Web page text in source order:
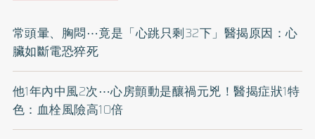
常頭暈、胸悶⋯竟是「心跳只剩32下」醫揭原因：心
臟如斷電恐猝死
他1年內中風2次⋯心房顫動是釀禍元兇！醫揭症狀1特
色：血栓風險高10倍